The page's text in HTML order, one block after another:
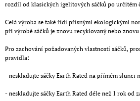
rozdíl od klasických igelitových sáčků po určitém
Celá výroba se také řídí přísnými ekologickými
při výrobě sáčků je znovu recyklovaný nebo
Pro zachování požadovaných vlastností sáčků,
pravidla:
- neskladujte sáčky Earth Rated na přímém slunci
- neskladujte sáčky Earth Rated déle než 1 rok od